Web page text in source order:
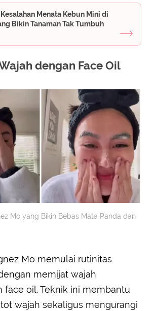
Kesalahan Menata Kebun Mini di
Bikin Tanaman Tak Tumbuh
dengan Face Oil
Mo yang Bikin Bebas Mata Panda dan
Mo memulai rutinitas
memijat wajah
face oil. Teknik ini membantu
wajah sekaligus mengurangi